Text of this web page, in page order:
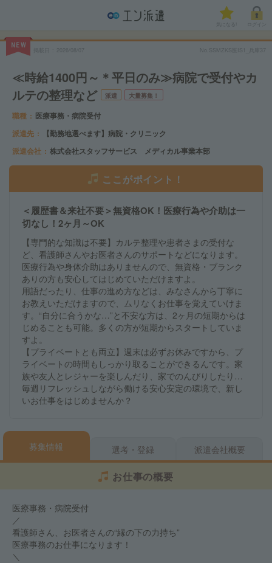
気になる!
NEW
No.SSMZKS医IS1_兵庫37
≪時給1400円～＊平日のみ≫病院で受付やカ
ルテの整理など
派遣 大量募集！
職種
医療事務・病院受付
派遣先
【勤務地選べます】病院・クリニック
派遣会社
株式会社スタッフサービス メディカル事業本部
ここがポイント！
＜履歴書＆来社不要＞無資格OK！医療行為や介助は一
切なし！2ヶ月～OK
【専門的な知識は不要】カルテ整理や患者さまの受付な
ど、看護師さんやお医者さんのサポートなどになります。
医療行為や身体介助はありませんので、無資格・ブランク
ありの方も安心してはじめていただけますよ。
用語だったり、仕事の進め方などは、みなさんから丁寧に
お教えいただけますので、ムリなくお仕事を覚えていけま
す。“自分に合うかな…”と不安な方は、2ヶ月の短期からは
じめることも可能。多くの方が短期からスタートしていま
すよ。
【プライベートとも両立】週末は必ずお休みですから、プ
ライベートの時間もしっかり取ることができるんです。家
族や友人とレジャーを楽しんだり、家でのんびりしたり…
毎週リフレッシュしながら働ける安心安定の環境で、新し
いお仕事をはじめませんか？
募集情報 選考・登録 派遣会社概要
お仕事の概要
医療事務・病院受付
／
看護師さん、お医者さんの“縁の下の力持ち”
医療事務のお仕事になります！
＼